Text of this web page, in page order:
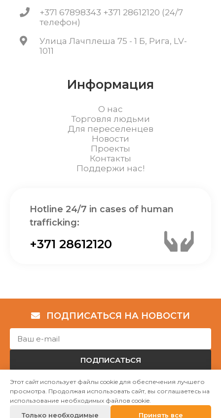
+371 67898343 +371 28612120 (24/7
телефон)
Улица Лачплеша 75 - 1 Б, Рига, LV-
1011
Информация
О нас
Торговля людьми
Для переселенцев
Новости
Проекты
Контакты
Поддержи нас!
Hotline 24/7 in cases of human
trafficking:
+371 28612120
ПОДПИСАТЬСЯ НА НОВОСТИ
ПОДПИСАТЬСЯ
Авторские права © НГО „Убежище "Надёжный дом""
Этот сайт использует файлы cookie для обеспечения лучшего
просмотра. Продолжая использовать сайт, вы соглашаетесь на
использование необходимых файлов cookie.
Только необходимые Принять все